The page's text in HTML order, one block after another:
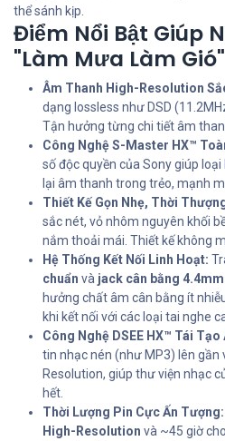
thể sánh kịp.
Điểm Nổi Bật Giúp
"Làm Mưa Làm Gió"
Âm Thanh High-Resolution
dạng lossless như DSD
Tận hưởng từng chi tiết âm
Công Nghệ S-Master HX™
số độc quyền của Sony giúp
lại âm thanh trong trẻo, mạnh
Thiết Kế Gọn Nhẹ, Thời
sắc nét, vỏ nhôm nguyên khối
nắm thoải mái. Thiết kế không
Hệ Thống Kết Nối Linh Hoạt:
chuẩn và jack cân bằng 4.4mm
hưởng chất âm cân bằng ít
khi kết nối với các loại tai nghe
Công Nghệ DSEE HX™ Tái Tạo
tin nhạc nén (như MP3) lên gần
Resolution, giúp thư viện nhạc
hết.
Thời Lượng Pin Cực Ấn Tượng:
High-Resolution và ~45 giờ